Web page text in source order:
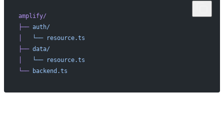
amplify/
├── auth/
   └──
resource.ts
├── data/
   └──
resource.ts
└── backend.ts